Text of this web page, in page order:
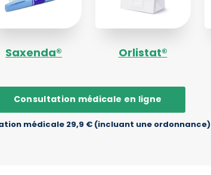
Saxenda® Orlistat®
Consultation médicale en ligne
médicale 29,9 € (incluant une ordonnance)